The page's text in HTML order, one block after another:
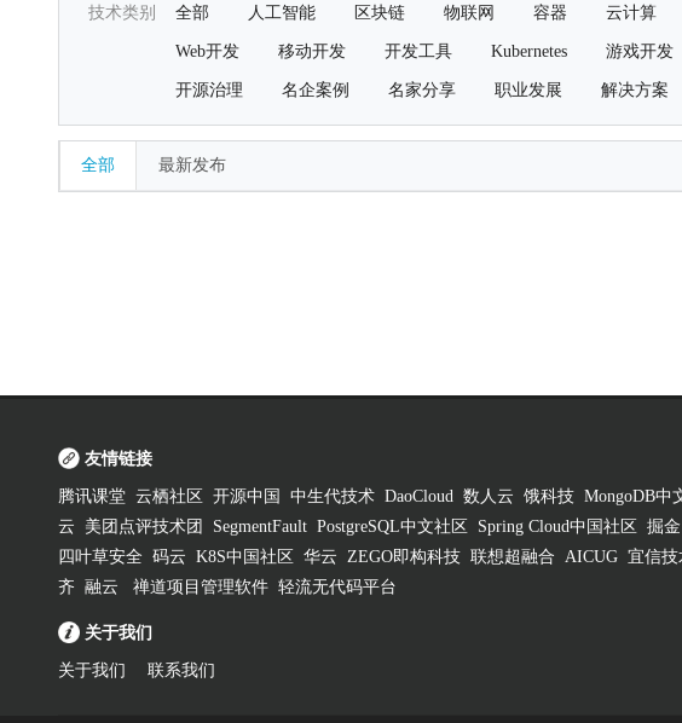
技术类别 全部 人工智能 区块链 物联网 容器 云计算
Web开发 移动开发 开发工具 Kubernetes 游戏开发
开源治理 名企案例 名家分享 职业发展 解决方案
全部 最新发布
友情链接
腾讯课堂 云栖社区 开源中国 中生代技术 DaoCloud 数人云 饿科技 MongoDB中
云
美团点评技术团 SegmentFault PostgreSQL中文社区 Spring Cloud中国社区 掘金
四叶草安全 码云 K8S中国社区 华云 ZEGO即构科技 联想超融合 AICUG 宜信
齐 融云 禅道项目管理软件 轻流无代码平台
关于我们
关于我们 联系我们